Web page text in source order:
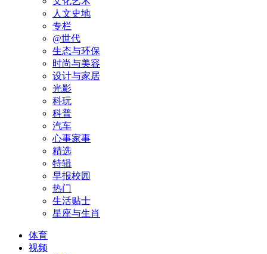
人文史地
专栏
@世代
生态与环保
时尚与美容
设计与家居
光影
科玩
科普
汽车
心事家事
精选
特辑
早报校园
热门
生活贴士
星座与生肖
体育
视频